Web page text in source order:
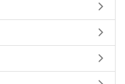
potřeby. Váš
podporující jeho
CANIN® Bulldog
veškeré